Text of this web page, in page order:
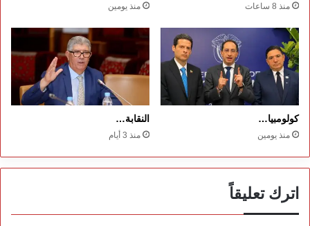
منذ 8 ساعات منذ يومين
كولومبيا…
منذ يومين
النقابة…
منذ 3 أيام
اترك تعليقاً